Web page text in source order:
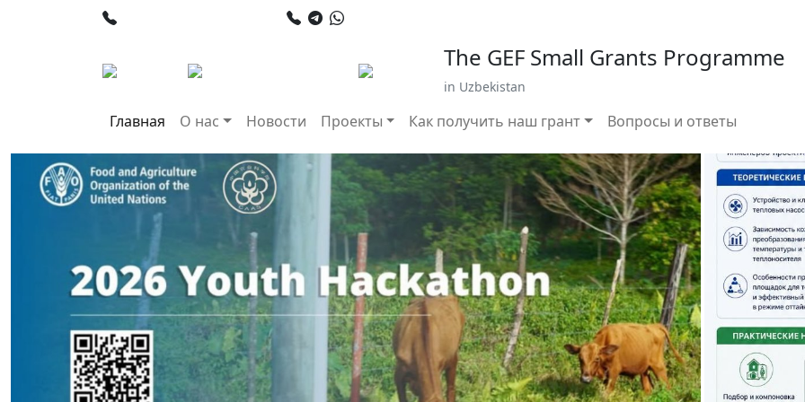
The GEF Small Grants Programme
in Uzbekistan
Главная О нас Новости Проекты Как получить наш грант Вопросы и ответы